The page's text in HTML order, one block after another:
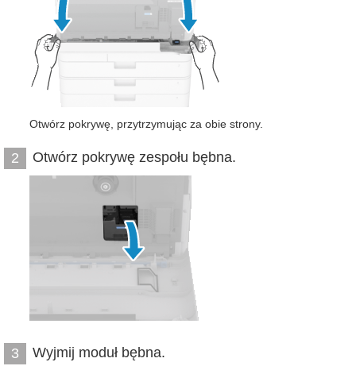
Otwórz pokrywę, przytrzymując za obie strony.
2 Otwórz pokrywę zespołu bębna.
3 Wyjmij moduł bębna.